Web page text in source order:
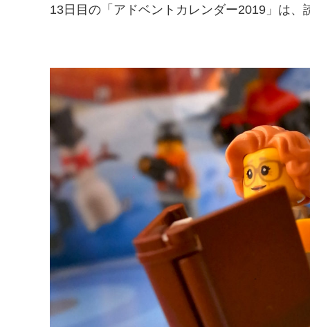
13日目の「アドベントカレンダー2019」は、